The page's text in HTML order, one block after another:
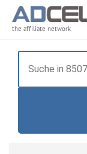
the affiliate network